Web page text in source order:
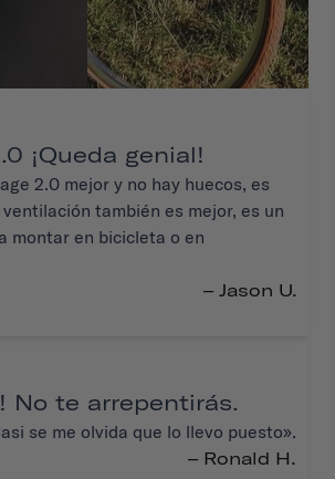
¡Queda genial!
2.0 mejor y no hay huecos, es
también es mejor, es un
montar en bicicleta o en
– Jason U.
No te arrepentirás.
se me olvida que lo llevo puesto».
– Ronald H.